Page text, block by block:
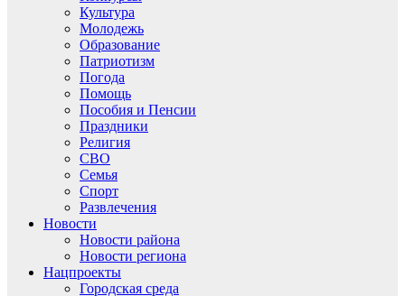
Культура
Молодежь
Образование
Патриотизм
Погода
Помощь
Пособия и Пенсии
Праздники
Религия
СВО
Семья
Спорт
Развлечения
Новости
Новости района
Новости региона
Нацпроекты
Городская среда